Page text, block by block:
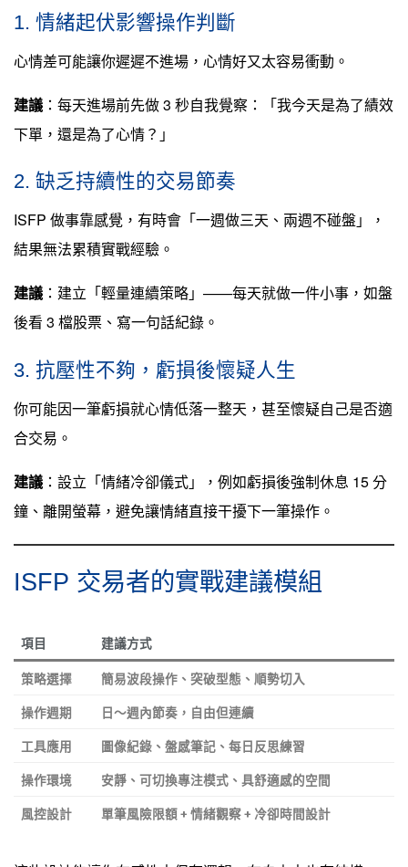
1. 情緒起伏影響操作判斷
心情差可能讓你遲遲不進場，心情好又太容易衝動。
建議 ：每天進場前先做 3 秒自我覺察：「我今天是為了績效
下單，還是為了心情？」
2. 缺乏持續性的交易節奏
ISFP 做事靠感覺，有時會「一週做三天、兩週不碰盤」，
結果無法累積實戰經驗。
建議 ：建立「輕量連續策略」——每天就做一件小事，如盤
後看 3 檔股票、寫一句話紀錄。
3. 抗壓性不夠，虧損後懷疑人生
你可能因一筆虧損就心情低落一整天，甚至懷疑自己是否適
合交易。
建議 ：設立「情緒冷卻儀式」，例如虧損後強制休息 15 分
鐘、離開螢幕，避免讓情緒直接干擾下一筆操作。
ISFP 交易者的實戰建議模組
項目 建議方式
策略選擇 簡易波段操作、突破型態、順勢切入
操作週期 日～週內節奏，自由但連續
工具應用 圖像紀錄、盤感筆記、每日反思練習
操作環境 安靜、可切換專注模式、具舒適感的空間
風控設計 單筆風險限額 + 情緒觀察 + 冷卻時間設計